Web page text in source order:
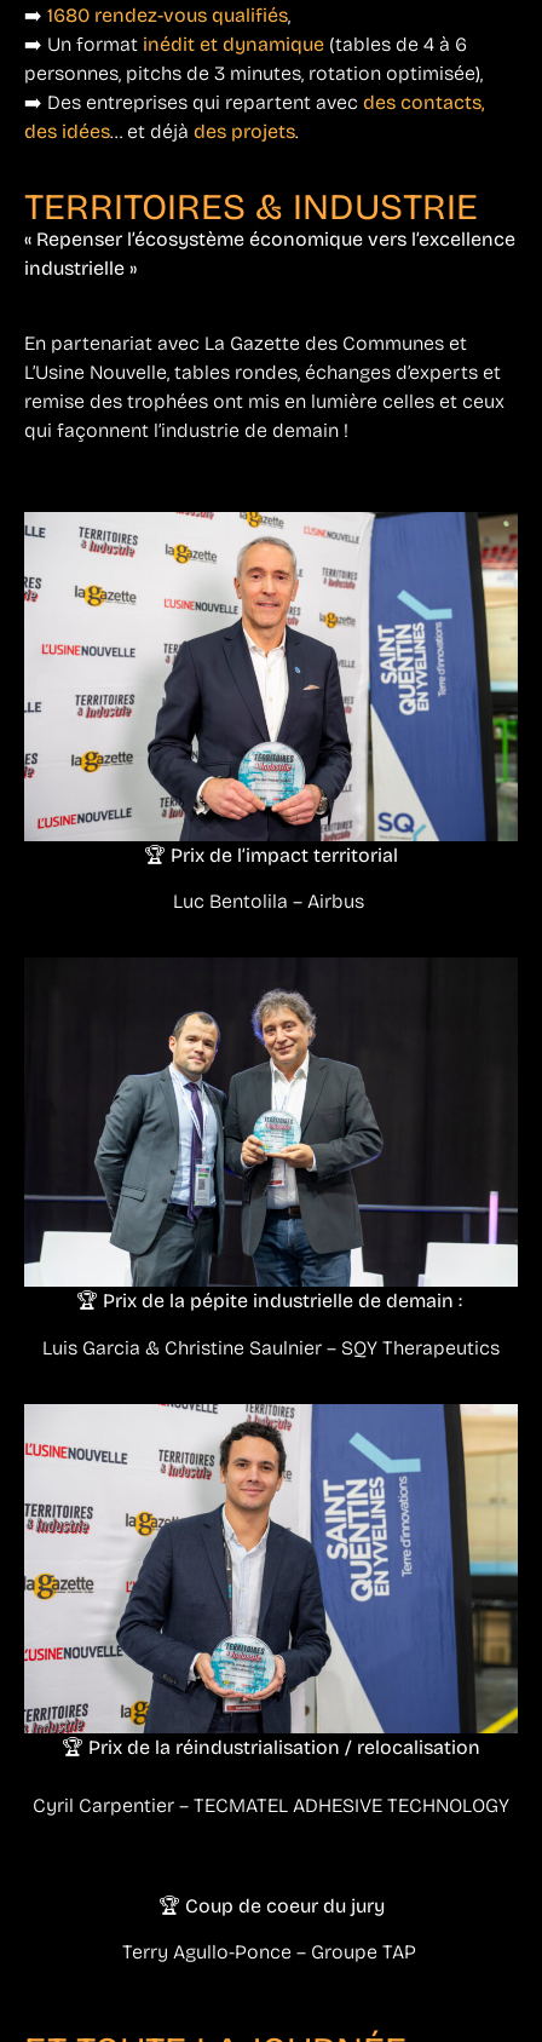
➡️ 1680 rendez-vous qualifiés,
➡️ Un format inédit et dynamique (tables de 4 à 6
personnes, pitchs de 3 minutes, rotation optimisée),
➡️ Des entreprises qui repartent avec des contacts,
des idées… et déjà des projets.
TERRITOIRES & INDUSTRIE
« Repenser l’écosystème économique vers l’excellence
industrielle »
En partenariat avec La Gazette des Communes et
L’Usine Nouvelle, tables rondes, échanges d’experts et
remise des trophées ont mis en lumière celles et ceux
qui façonnent l’industrie de demain !
🏆 Prix de l’impact territorial
Luc Bentolila – Airbus
🏆 Prix de la pépite industrielle de demain :
Luis Garcia & Christine Saulnier – SQY Therapeutics
🏆 Prix de la réindustrialisation / relocalisation
Cyril Carpentier – TECMATEL ADHESIVE TECHNOLOGY
🏆 Coup de coeur du jury
Terry Agullo-Ponce – Groupe TAP